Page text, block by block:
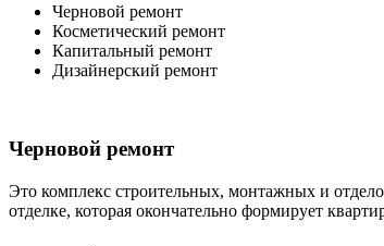
Черновой ремонт
Косметический ремонт
Капитальный ремонт
Дизайнерский ремонт
Черновой ремонт
Это комплекс строительных, монтажных и
отделке, которая окончательно формирует